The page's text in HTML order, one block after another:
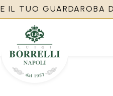
GUARDAROBA